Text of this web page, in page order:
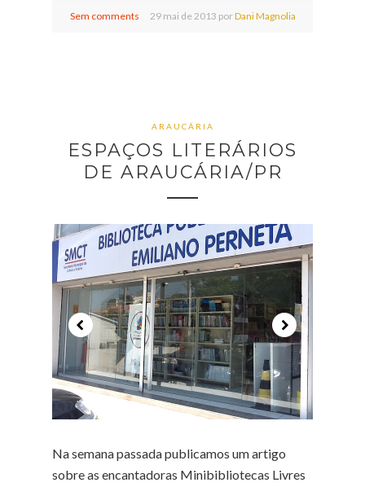
Sem comments 29 mai de2013 porDani Magnolia
ARAUCÁRIA
ESPAÇOS LITERÁRIOS
DE ARAUCÁRIA/PR
Na semana passada publicamos um artigo
sobre as encantadoras Minibibliotecas Livres